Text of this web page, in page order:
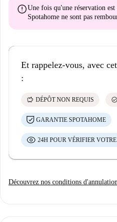
errorUne fois qu'une réservation
Spotahome ne sont pas
Et rappelez-vous, avec
:
savings DÉPÔT NON REQUIS check_circle
GARANTIE SPOTAHOME
24H POUR VÉRIFIER
Découvrez nos conditions